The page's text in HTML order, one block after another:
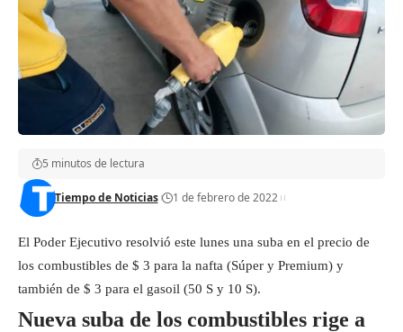
Tiempo de Noticias 1 de febrero de 2022
5 minutos de lectura
El Poder Ejecutivo resolvió este lunes una suba en el precio de
los combustibles de $ 3 para la nafta (Súper y Premium) y
también de $ 3 para el gasoil (50 S y 10 S).
Nueva suba de los combustibles rige a